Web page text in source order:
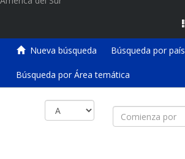
Nueva búsqueda Búsqueda por país
Búsqueda por Área temática